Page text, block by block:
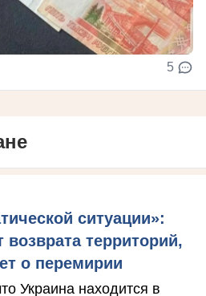
5
ситуации»:
возврата территорий,
о перемирии
Украина находится в